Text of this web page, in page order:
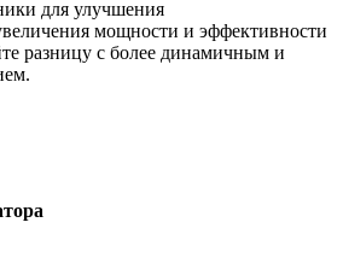
для улучшения
мощности и эффективности
разницу с более динамичным и